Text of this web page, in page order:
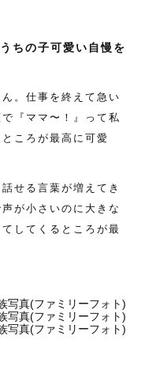
ちの子可愛い自慢を
。仕事を終えて急い
『ママ〜！』って私
ころが最高に可愛
せる言葉が増えてき
が小さいのに大きな
してくるところが最